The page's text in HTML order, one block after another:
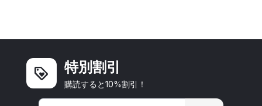
特別割引
購読すると10%割引！